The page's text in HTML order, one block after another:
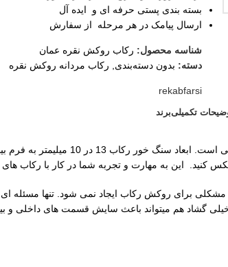
بسته بندی پستی حرفه ای و ایده آل
ارسال پیامک در هر مرحله از سفارش
شناسه محصول: رکاب روکش نقره عمان
دسته: بدون دسته‌بندی رکاب مردانه روکش نقره
rekabfarsi
تکمیلیبرند
با روکش نقره واقعی است.
برای روکش رکاب ایجاد نمی شود. تنها
گشاد هم میتواند باعث سایش قسمت های داخلی